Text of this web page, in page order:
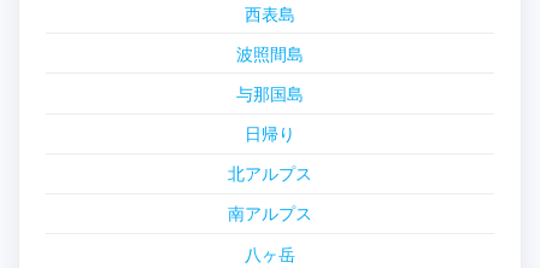
西表島
波照間島
与那国島
日帰り
北アルプス
南アルプス
八ヶ岳